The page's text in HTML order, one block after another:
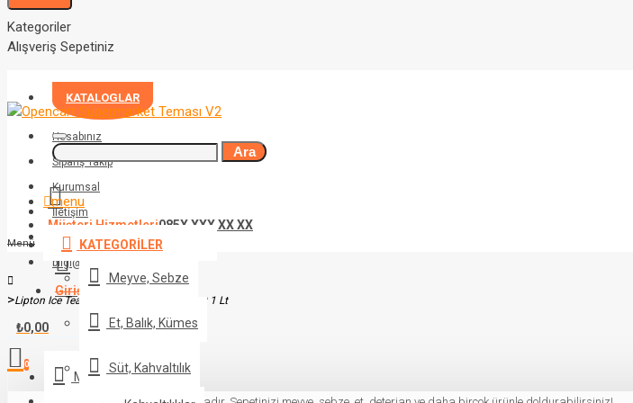
Kategoriler
Alışveriş Sepetiniz
KATALOGLAR
Hesabınız
Sipariş Takip
Kurumsal
İletişim
08XX XXX XX XX
bilgi@siteadresiniz.com
Ara
Müşteri Hizmetleri085X XXX XX XX
Giriş Yap
₺0,00
0
menu
KATEGORILER
Meyve, Sebze
Et, Balık, Kümes
Süt, Kahvaltılık
Menü
Lipton Ice Tea Limon Aromalı İçecek Pet 1 Lt
Meyve, Sebze